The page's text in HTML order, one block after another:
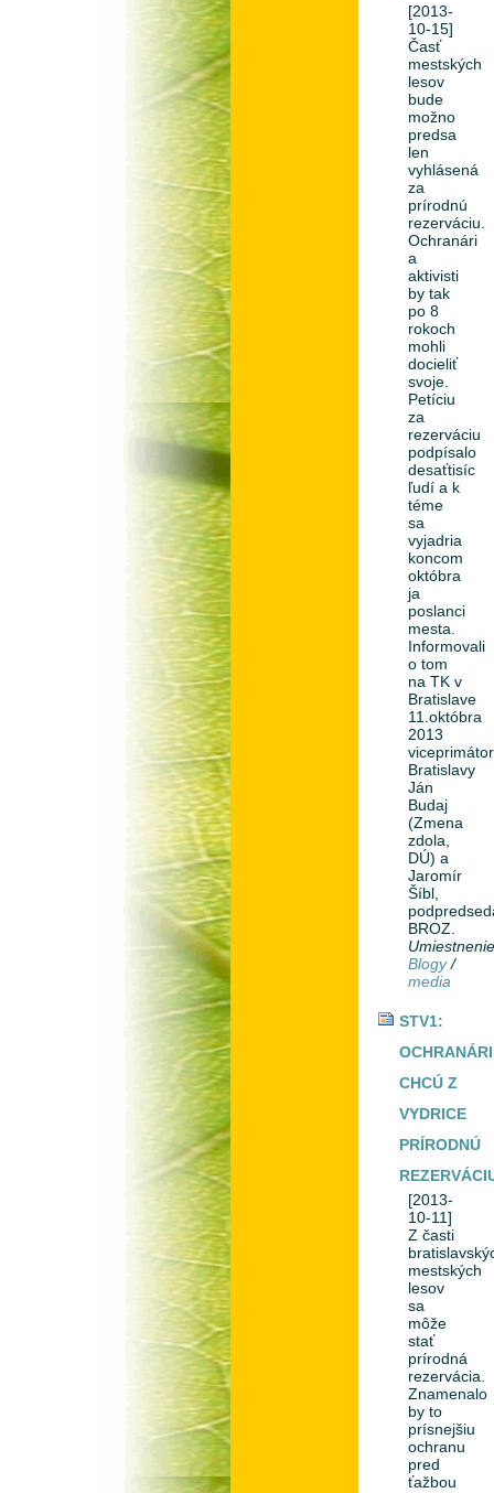
[2013-
10-15]
Časť
mestských
lesov
bude
možno
predsa
len
vyhlásená
za
prírodnú
rezerváciu.
Ochranári
a
aktivisti
by tak
po 8
rokoch
mohli
docieliť
svoje.
Petíciu
za
rezerváciu
podpísalo
desaťtisíc
ľudí a k
téme
sa
vyjadria
koncom
októbra
ja
poslanci
mesta.
Informovali
o tom
na TK v
Bratislave
11.októbra
2013
viceprimátor
Bratislavy
Ján
Budaj
(Zmena
zdola,
DÚ) a
Jaromír
Šíbl,
BROZ.
Blogy /
media
STV1:
OCHRANÁRI
CHCÚ Z
VYDRICE
PRÍRODNÚ
[2013-
10-11]
Z časti
mestských
lesov
sa
môže
stať
prírodná
rezervácia.
Znamenalo
by to
prísnejšiu
ochranu
pred
ťažbou